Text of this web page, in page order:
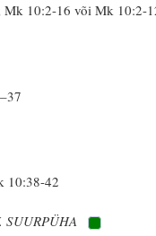
Mk 10:2-16 või Mk 10:2-
10:38-42
SUURPÜHA